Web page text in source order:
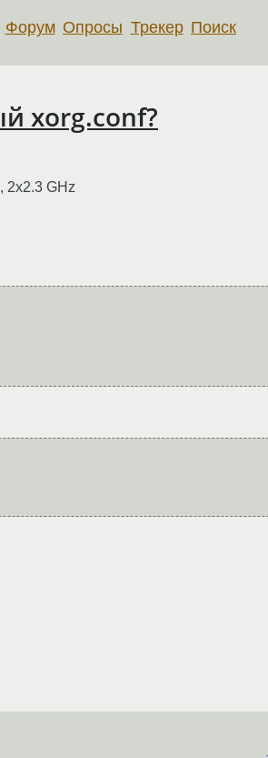
Форум Опросы Трекер Поиск
xorg.conf?
2x2.3 GHz